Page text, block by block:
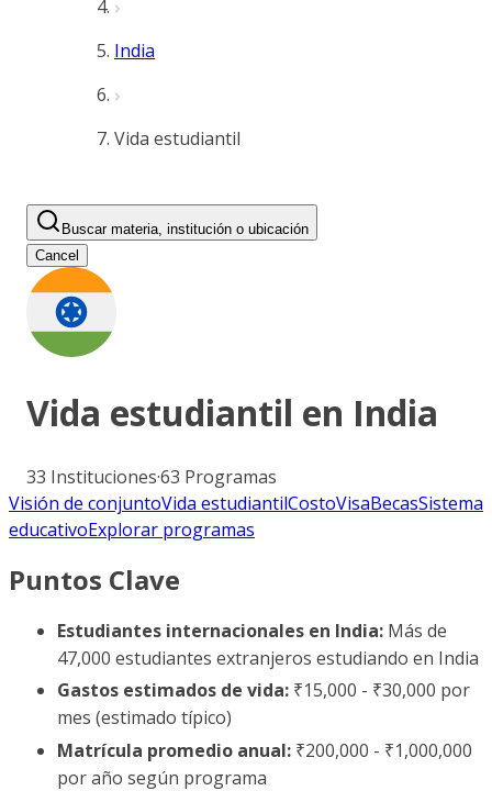
India
Vida estudiantil
Buscar materia, institución o ubicación
Cancel
Vida estudiantil en India
33 Instituciones·63 Programas
Visión de conjuntoVida estudiantilCostoVisaBecasSistema
educativoExplorar programas
Puntos Clave
Estudiantes internacionales en India: Más de
47,000 estudiantes extranjeros estudiando en India
Gastos estimados de vida: ₹15,000 - ₹30,000 por
mes (estimado típico)
Matrícula promedio anual: ₹200,000 - ₹1,000,000
por año según programa